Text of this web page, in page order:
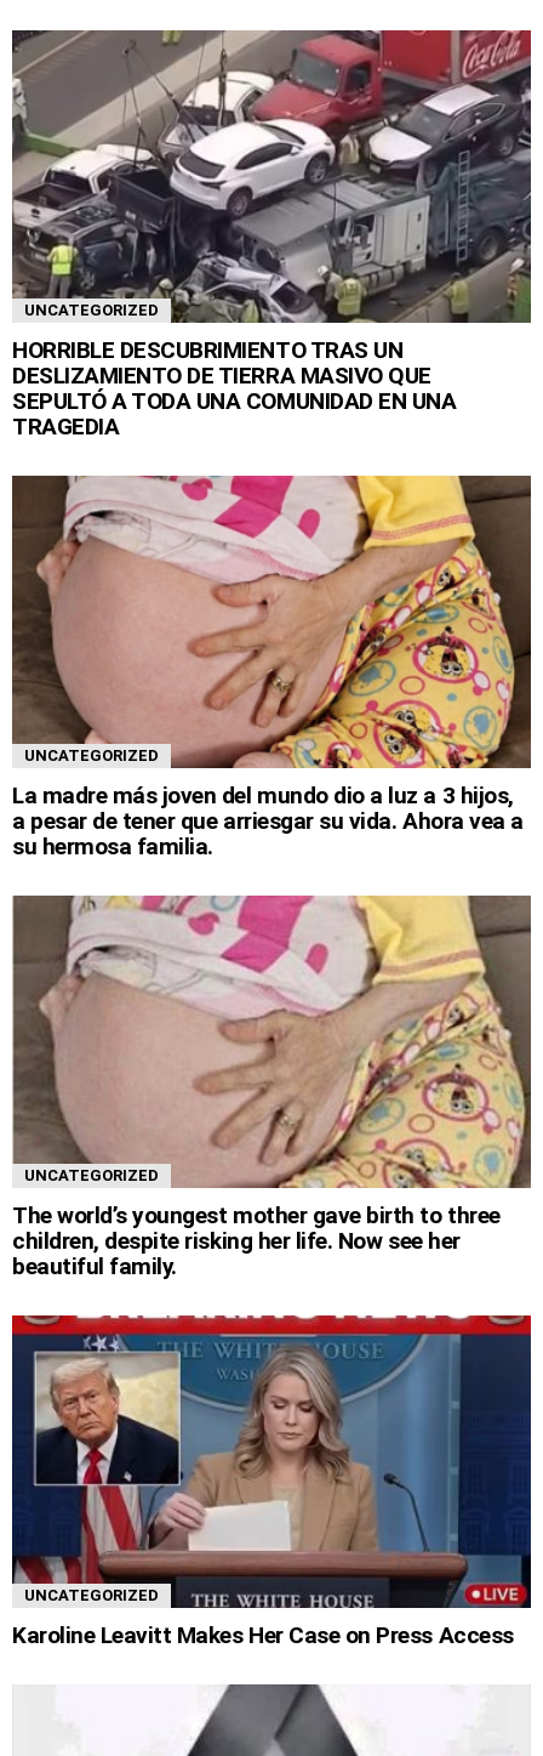
UNCATEGORIZED
HORRIBLE DESCUBRIMIENTO TRAS UN
DESLIZAMIENTO DE TIERRA MASIVO QUE
SEPULTÓ A TODA UNA COMUNIDAD EN UNA
TRAGEDIA
UNCATEGORIZED
La madre más joven del mundo dio a luz a 3 hijos,
a pesar de tener que arriesgar su vida. Ahora vea a
su hermosa familia.
UNCATEGORIZED
The world’s youngest mother gave birth to three
children, despite risking her life. Now see her
beautiful family.
UNCATEGORIZED
Karoline Leavitt Makes Her Case on Press Access